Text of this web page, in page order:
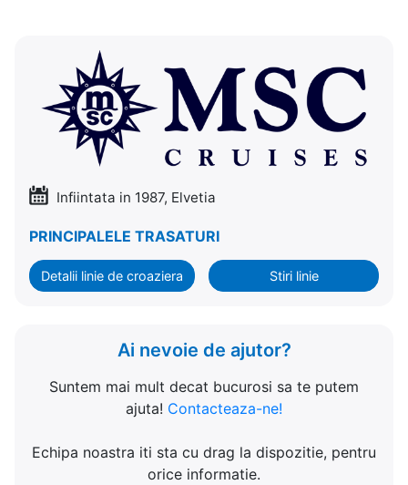
Infiintata in 1987, Elvetia
PRINCIPALELE TRASATURI
Detalii linie de croaziera Stiri linie
Ai nevoie de ajutor?
Suntem mai mult decat bucurosi sa te putem
ajuta! Contacteaza-ne!
Echipa noastra iti sta cu drag la dispozitie, pentru
orice informatie.